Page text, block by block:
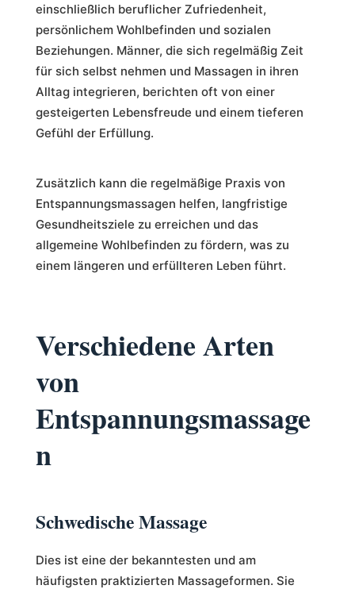
einschließlich beruflicher Zufriedenheit,
persönlichem Wohlbefinden und sozialen
Beziehungen. Männer, die sich regelmäßig Zeit
für sich selbst nehmen und Massagen in ihren
Alltag integrieren, berichten oft von einer
gesteigerten Lebensfreude und einem tieferen
Gefühl der Erfüllung.
Zusätzlich kann die regelmäßige Praxis von
Entspannungsmassagen helfen, langfristige
Gesundheitsziele zu erreichen und das
allgemeine Wohlbefinden zu fördern, was zu
einem längeren und erfüllteren Leben führt.
Verschiedene Arten
von
Entspannungsmassage
n
Schwedische Massage
Dies ist eine der bekanntesten und am
häufigsten praktizierten Massageformen. Sie